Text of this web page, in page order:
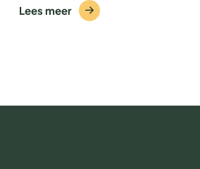
Lees meer